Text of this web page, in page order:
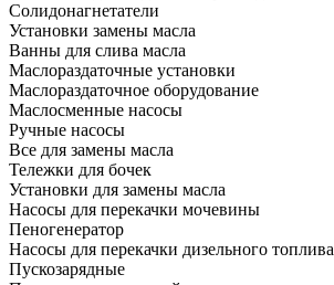
Солидонагнетатели
Установки замены масла
Ванны для слива масла
Маслораздаточные установки
Маслораздаточное оборудование
Маслосменные насосы
Ручные насосы
Все для замены масла
Тележки для бочек
Установки для замены масла
Насосы для перекачки мочевины
Пеногенератор
Насосы для перекачки дизельного топлива
Пускозарядные